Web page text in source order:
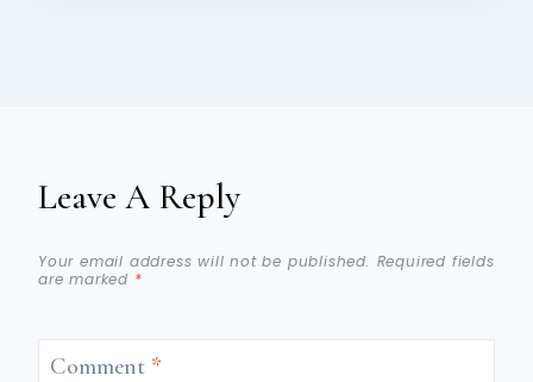
Leave A Reply
Your email address will not be published. Required fields
are marked *
Comment *